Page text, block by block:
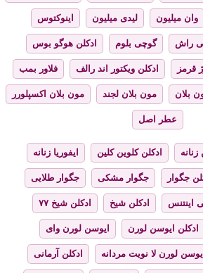
وان میلیون لیدی میلیون اینوکتوس
راش گوچی بلوم ادکلن هوگو بوس
قرمز ادکلن ویکتور اند رالف فلاور بمب
بلان مون بلان لجند مون بلان اکسپلورر
عطر اصل
زنانه ادکلن کلوین کلین ایفوریا زنانه
جگوار جگوار مشکی جگوار طلایی
اینتنس ادکلن شیخ ادکلن شیخ ۷۷
ادکلن ایوسن لورن ایوسن لورن وای
ایوسن لورن لا نویت مردانه ادکلن آرمانی